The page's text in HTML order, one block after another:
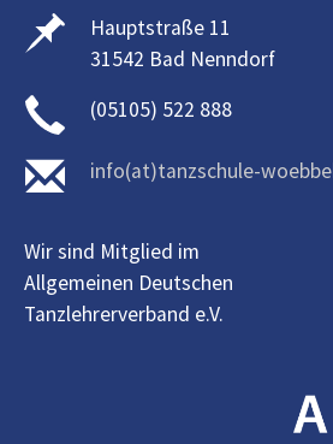
Hauptstraße 11
31542 Bad Nenndorf
(05105) 522 888
info(at)tanzschule-
Wir sind Mitglied im
Allgemeinen Deutschen
Tanzlehrerverband e.V.